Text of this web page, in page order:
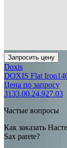
Запросить цену
Doxis
DOXIS Flat
Цена по запросу
3133.00.24.927.03
Частые вопросы
Как заказать
Sax parete?